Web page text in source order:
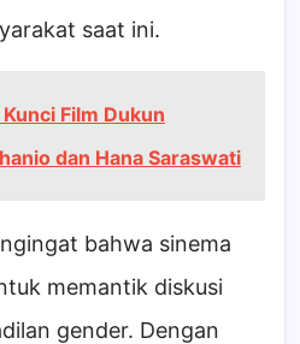
saat ini.
Film Dukun
dan Hana Saraswati
bahwa sinema
memantik diskusi
gender. Dengan